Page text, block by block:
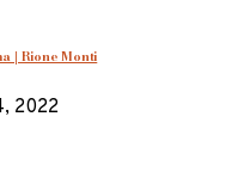
| Rione Monti
2022